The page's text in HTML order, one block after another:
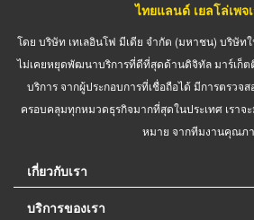
ไทยแลนด์ เยลโล่เพจ
โดย บริษัท เทเลอินโฟ มีเดีย จำกัด (มหาชน) บริษัทใ
ไม่เคยหยุดพัฒนาบริการที่ดีที่สุดด้านดิจิทัล มาร์เก็ต
บริการ จากผู้ประกอบการที่เชื่อถือได้ มีการตรวจ
ครอบคลุมทุกหมวดธุรกิจมากที่สุดในประเทศ เราจ
หมาย จากทีมงานคุณภ
เกี่ยวกับเรา
บริการของเรา